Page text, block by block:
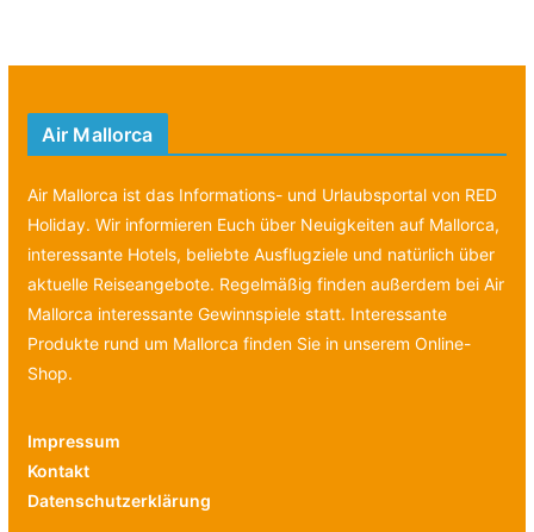
Air Mallorca
Air Mallorca ist das Informations- und Urlaubsportal von RED
Holiday. Wir informieren Euch über Neuigkeiten auf Mallorca,
interessante Hotels, beliebte Ausflugziele und natürlich über
aktuelle Reiseangebote. Regelmäßig finden außerdem bei Air
Mallorca interessante Gewinnspiele statt. Interessante
Produkte rund um Mallorca finden Sie in unserem Online-
Shop.
Impressum
Kontakt
Datenschutzerklärung